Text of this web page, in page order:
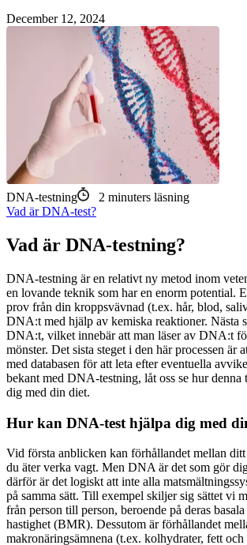
December 12, 2024
DNA-testning 2 minuters läsning
Vad är DNA-test?
Vad är DNA-testning?
DNA-testning är en relativt ny metod inom
en lovande teknik som har en enorm potential.
prov från din kroppsvävnad (t.ex. hår, blod,
DNA:t med hjälp av kemiska reaktioner. Nästa
DNA:t, vilket innebär att man läser av DNA:t
mönster. Det sista steget i den här processen är
med databasen för att leta efter eventuella
bekant med DNA-testning, låt oss se hur denna
dig med din diet.
Hur kan DNA-test hjälpa dig med
Vid första anblicken kan förhållandet mellan
du äter verka vagt. Men DNA är det som gör
därför är det logiskt att inte alla
på samma sätt. Till exempel skiljer sig sättet vi
från person till person, beroende på deras
hastighet (BMR). Dessutom är förhållandet
makronäringsämnena (t.ex. kolhydrater, fett